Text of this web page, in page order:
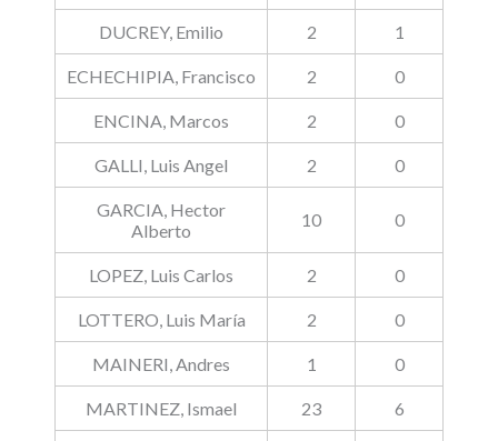
DUCREY, Emilio 2 1
ECHECHIPIA, Francisco 2 0
ENCINA, Marcos 2 0
GALLI, Luis Angel 2 0
GARCIA, Hector
Alberto
10 0
LOPEZ, Luis Carlos 2 0
LOTTERO, Luis María 2 0
MAINERI, Andres 1 0
MARTINEZ, Ismael 23 6